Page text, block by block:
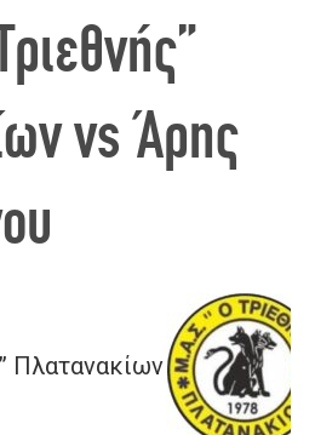
vs Άρης
Πλατανακίων